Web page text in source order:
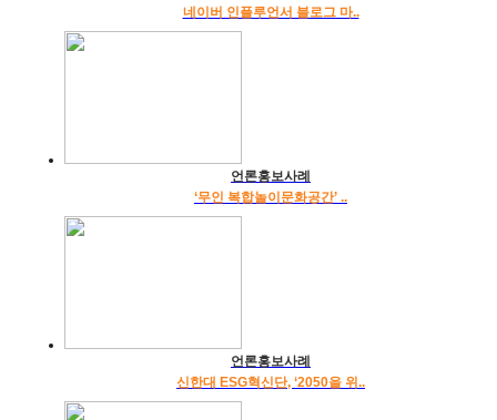
네이버 인플루언서 블로그 마..
언론홍보사례
‘무인 복합놀이문화공간’ ..
언론홍보사례
신한대 ESG혁신단, ‘2050을 위..